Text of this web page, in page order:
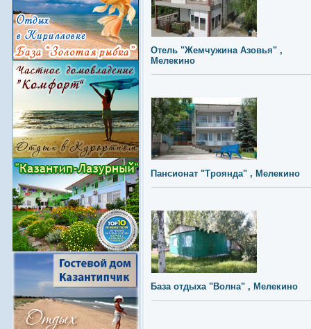
Отель "Жемчужина Азовья" ,
Мелекино
Пансионат "Троянда" , Мелекино
База отдыха "Волна" , Мелекино